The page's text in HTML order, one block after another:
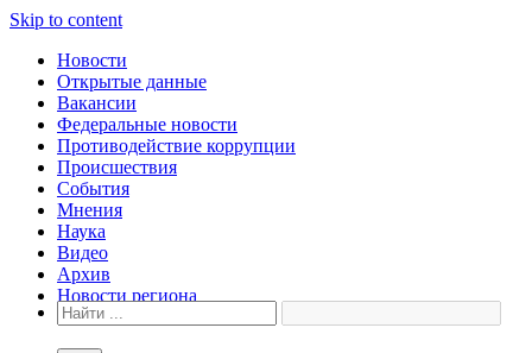
Skip to content
Новости
Открытые данные
Вакансии
Федеральные новости
Противодействие коррупции
Происшествия
События
Мнения
Наука
Видео
Архив
Новости региона